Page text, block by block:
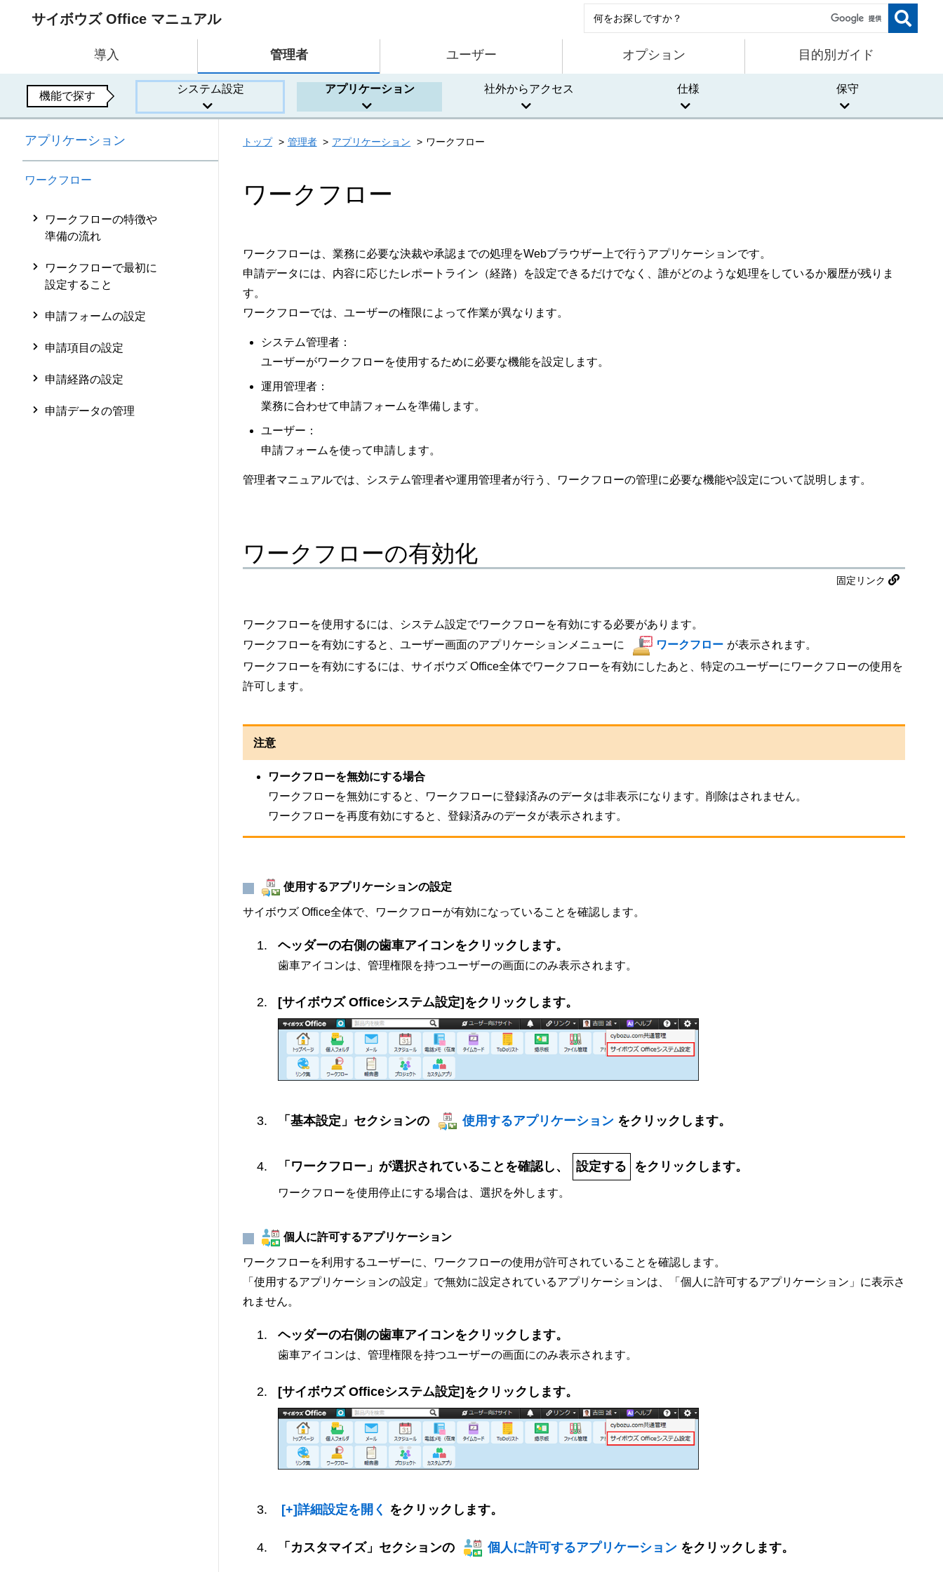
サイボウズ Office マニュアル
導入 管理者 ユーザー オプション 目的別ガイド
機能で探す
システム設定 アプリケーション 社外からアクセス 仕様 保守
アプリケーション
ワークフロー
ワークフローの特徴や
準備の流れ
ワークフローで最初に
設定すること
申請フォームの設定
申請項目の設定
申請経路の設定
申請データの管理
トップ 管理者 アプリケーション ワークフロー
ワークフロー
ワークフローは、業務に必要な決裁や承認までの処理をWebブラウザー上で行うアプリケーションです。
申請データには、内容に応じたレポートライン（経路）を設定できるだけでなく、誰がどのような処理をしているか履歴が残りま
す。
ワークフローでは、ユーザーの権限によって作業が異なります。
システム管理者：
ユーザーがワークフローを使用するために必要な機能を設定します。
運用管理者：
業務に合わせて申請フォームを準備します。
ユーザー：
申請フォームを使って申請します。
管理者マニュアルでは、システム管理者や運用管理者が行う、ワークフローの管理に必要な機能や設定について説明します。
ワークフローの有効化
固定リンク
ワークフローを使用するには、システム設定でワークフローを有効にする必要があります。
ワークフローを有効にすると、ユーザー画面のアプリケーションメニューに
ワークフロー が表示されます。
ワークフローを有効にするには、サイボウズ Office全体でワークフローを有効にしたあと、特定のユーザーにワークフローの使用を
許可します。
注意
ワークフローを無効にする場合
ワークフローを無効にすると、ワークフローに登録済みのデータは非表示になります。削除はされません。
ワークフローを再度有効にすると、登録済みのデータが表示されます。
使用するアプリケーションの設定
サイボウズ Office全体で、ワークフローが有効になっていることを確認します。
ヘッダーの右側の歯車アイコンをクリックします。
歯車アイコンは、管理権限を持つユーザーの画面にのみ表示されます。
[サイボウズ Officeシステム設定]をクリックします。
「基本設定」セクションの 使用するアプリケーション をクリックします。
「ワークフロー」が選択されていることを確認し、 設定する をクリックします。
ワークフローを使用停止にする場合は、選択を外します。
個人に許可するアプリケーション
ワークフローを利用するユーザーに、ワークフローの使用が許可されていることを確認します。
「使用するアプリケーションの設定」で無効に設定されているアプリケーションは、「個人に許可するアプリケーション」に表示さ
れません。
ヘッダーの右側の歯車アイコンをクリックします。
歯車アイコンは、管理権限を持つユーザーの画面にのみ表示されます。
[サイボウズ Officeシステム設定]をクリックします。
[+]詳細設定を開く をクリックします。
「カスタマイズ」セクションの 個人に許可するアプリケーション をクリックします。